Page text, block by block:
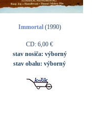
Immortal(1990)
CD: 6,00 €
stav nosiča: výborný
stav obalu: výborný